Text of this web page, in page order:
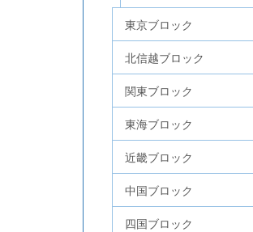
東京ブロック
北信越ブロック
関東ブロック
東海ブロック
近畿ブロック
中国ブロック
四国ブロック